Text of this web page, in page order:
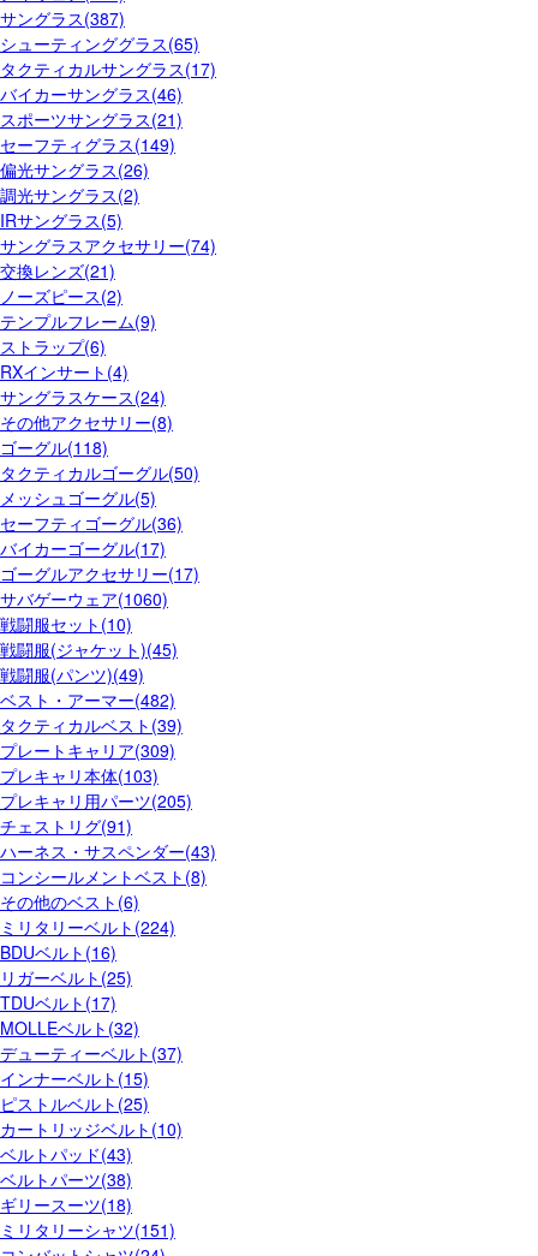
サングラス(387)
シューティンググラス(65)
タクティカルサングラス(17)
バイカーサングラス(46)
スポーツサングラス(21)
セーフティグラス(149)
偏光サングラス(26)
調光サングラス(2)
IRサングラス(5)
サングラスアクセサリー(74)
交換レンズ(21)
ノーズピース(2)
テンプルフレーム(9)
ストラップ(6)
RXインサート(4)
サングラスケース(24)
その他アクセサリー(8)
ゴーグル(118)
タクティカルゴーグル(50)
メッシュゴーグル(5)
セーフティゴーグル(36)
バイカーゴーグル(17)
ゴーグルアクセサリー(17)
サバゲーウェア(1060)
戦闘服セット(10)
戦闘服(ジャケット)(45)
戦闘服(パンツ)(49)
ベスト・アーマー(482)
タクティカルベスト(39)
プレートキャリア(309)
プレキャリ本体(103)
プレキャリ用パーツ(205)
チェストリグ(91)
ハーネス・サスペンダー(43)
コンシールメントベスト(8)
その他のベスト(6)
ミリタリーベルト(224)
BDUベルト(16)
リガーベルト(25)
TDUベルト(17)
MOLLEベルト(32)
デューティーベルト(37)
インナーベルト(15)
ピストルベルト(25)
カートリッジベルト(10)
ベルトパッド(43)
ベルトパーツ(38)
ギリースーツ(18)
ミリタリーシャツ(151)